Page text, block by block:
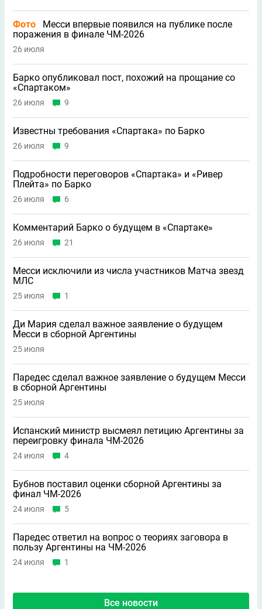
Фото
Месси впервые появился на публике после
поражения в финале ЧМ-2026
26 июля
Барко опубликовал пост, похожий на прощание со
«Спартаком»
26 июля 9
Известны требования «Спартака» по Барко
26 июля 9
Подробности переговоров «Спартака» и «Ривер
Плейта» по Барко
26 июля 6
Комментарий Барко о будущем в «Спартаке»
26 июля 21
Месси исключили из числа участников Матча звезд
МЛС
25 июля 1
Ди Мария сделал важное заявление о будущем
Месси в сборной Аргентины
25 июля
Паредес сделал важное заявление о будущем Месси
в сборной Аргентины
25 июля
Испанский министр высмеял петицию Аргентины за
переигровку финала ЧМ-2026
24 июля 4
Бубнов поставил оценки сборной Аргентины за
финал ЧМ-2026
24 июля 5
Паредес ответил на вопрос о теориях заговора в
пользу Аргентины на ЧМ-2026
24 июля 1
Все новости